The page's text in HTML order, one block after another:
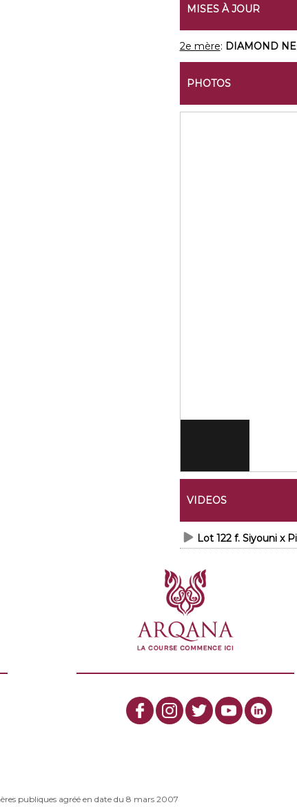
MISES À JOUR
2e mère: DIAMOND
PHOTOS
VIDEOS
Lot 122 f. Siyouni x
publiques agréé en date du 8 mars 2007